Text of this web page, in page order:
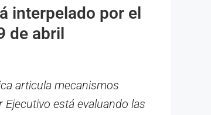
interpelado por el
de abril
articula mecanismos
está evaluando las